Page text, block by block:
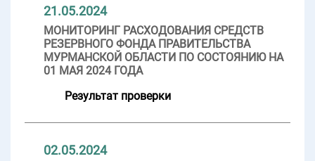
21.05.2024
МОНИТОРИНГ РАСХОДОВАНИЯ СРЕДСТВ
РЕЗЕРВНОГО ФОНДА ПРАВИТЕЛЬСТВА
МУРМАНСКОЙ ОБЛАСТИ ПО СОСТОЯНИЮ НА
01 МАЯ 2024 ГОДА
Результат проверки
02.05.2024